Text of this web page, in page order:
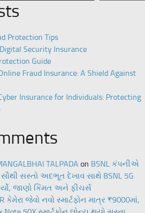
Protection Tips
Security Insurance
Guide
Fraud Insurance: A Shield Against
Insurance for Individuals: Protecting
TALPADA on BSNL કંપનીએ
સૌથી સસ્તો અદભૂત દેખાવ સાથે BSNL 5G
જાણો કિંમત અને ફીચર્સ
કેમેરા જેવો નવો સ્માર્ટફોન માત્ર ₹9000માં,